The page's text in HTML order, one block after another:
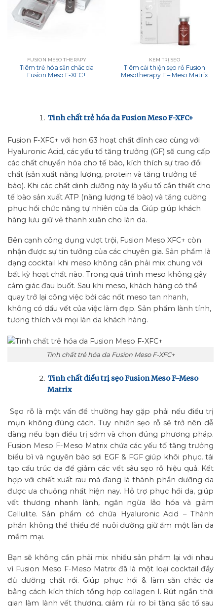
FUSION MESO THERAPY
Tiêm trẻ hóa săn chắc da
Fusion Meso F-XFC+
KEM TRỊ SẸO
Tiêm cải thiện sẹo rỗ Fusion
Mesotherapy F – Meso Matrix
Tinh chất trẻ hóa da Fusion Meso F-XFC+
Fusion F-XFC+ với hơn 63 hoạt chất đỉnh cao cùng với
Hyaluronic Acid, các yếu tố tăng trưởng (GF) sẽ cung cấp
các chất chuyển hóa cho tế bào, kích thích sự trao đổi
chất (sản xuất năng lượng, protein và tăng trưởng tế
bào). Khi các chất dinh dưỡng này là yếu tố cần thiết cho
tế bào sản xuất ATP (năng lượng tế bào) và tăng cường
phục hồi chức năng tự nhiên của da. Giúp giúp khách
hàng lưu giữ vẻ thanh xuân cho làn da.
Bên cạnh công dụng vượt trội, Fusion Meso XFC+ còn
nhận được sự tin tưởng của các chuyên gia. Sản phẩm là
dạng cocktail khi meso không cần phải mix chung với
bất kỳ hoạt chất nào. Trong quá trình meso không gây
cảm giác đau buốt. Sau khi meso, khách hàng có thể
quay trở lại công việc bởi các nốt meso tan nhanh,
không có dấu vết của việc làm đẹp. Sản phẩm lành tính,
tương thích với mọi làn da khách hàng.
Tinh chất trẻ hóa da Fusion Meso F-XFC+
Tinh chất điều trị sẹo Fusion Meso F-Meso
Matrix
Sẹo rỗ là một vấn đề thường hay gặp phải nếu điều trị
mụn không đúng cách. Tuy nhiên sẹo rỗ sẽ trở nên dễ
dàng nếu bạn điều trị sớm và chọn đúng phương pháp.
Fusion Meso F-Meso Matrix chứa các yếu tố tăng trưởng
biểu bì và nguyên bào sợi EGF & FGF giúp khôi phục, tái
tạo cấu trúc da để giảm các vết sâu sẹo rỗ hiệu quả. Kết
hợp với chiết xuất rau má đang là thành phần dưỡng da
được ưa chuộng nhất hiện nay. Hỗ trợ phục hồi da, giúp
vết thương nhanh lành, ngăn ngừa lão hóa và giảm
Cellulite. Sản phẩm có chứa Hyaluronic Acid – Thành
phần không thể thiếu để nuôi dưỡng giữ ẩm một làn da
mềm mại.
Bạn sẽ không cần phải mix nhiều sản phẩm lại với nhau
vì Fusion Meso F-Meso Matrix đã là một loại cocktail đầy
đủ dưỡng chất rồi. Giúp phục hồi & làm săn chắc da
bằng cách kích thích tổng hợp collagen I. Rút ngắn thời
gian làm lành vết thương, giảm rủi ro bị tăng sắc tố sau